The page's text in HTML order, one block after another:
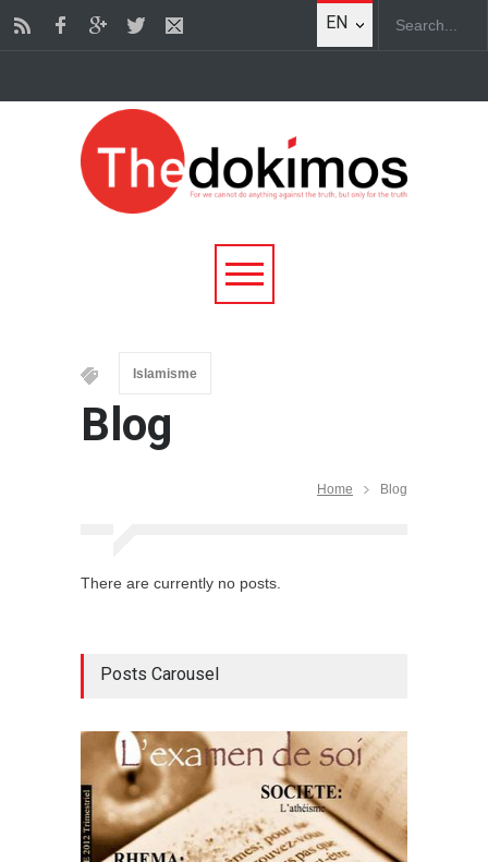
EN
Islamisme
Blog
Home Blog
There are currently no posts.
Posts Carousel